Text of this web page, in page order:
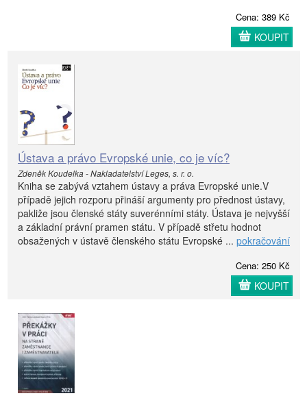
Cena: 389 Kč
KOUPIT
Ústava a právo Evropské unie, co je víc?
Zdeněk Koudelka - Nakladatelství Leges, s. r. o.
Kniha se zabývá vztahem ústavy a práva Evropské unie.V
případě jejich rozporu přináší argumenty pro přednost ústavy,
pakliže jsou členské státy suverénními státy. Ústava je nejvyšší
a základní právní pramen státu. V případě střetu hodnot
obsažených v ústavě členského státu Evropské ... pokračování
Cena: 250 Kč
KOUPIT